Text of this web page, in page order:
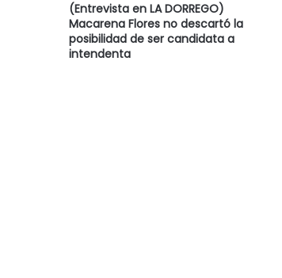
(Entrevista en LA DORREGO)
Macarena Flores no descartó la
posibilidad de ser candidata a
intendenta